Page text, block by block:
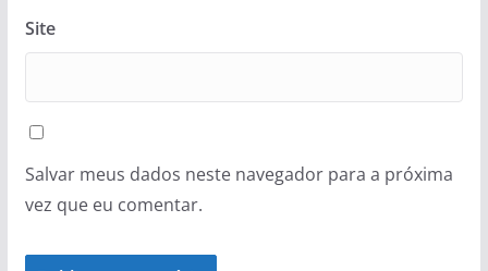
Site
Salvar meus dados neste navegador para a próxima
vez que eu comentar.